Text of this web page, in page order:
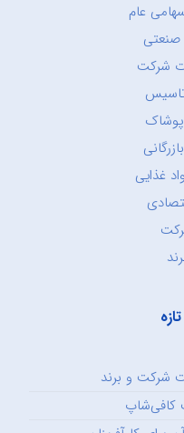
عام
شرکت
غذایی
شرکت و برند
کافی‌شاپ